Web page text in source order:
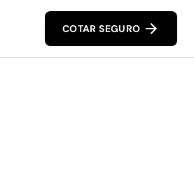
COTAR SEGURO